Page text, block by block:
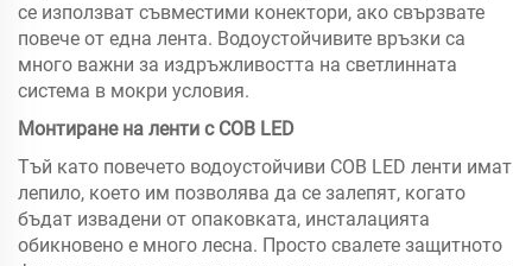
се използват съвместими конектори, ако свързвате
повече от една лента. Водоустойчивите връзки са
много важни за издръжливостта на светлинната
система в мокри условия.
Монтиране на ленти с COB LED
Тъй като повечето водоустойчиви COB LED ленти имат
лепило, което им позволява да се залепят, когато
бъдат извадени от опаковката, инсталацията
обикновено е много лесна. Просто свалете защитното